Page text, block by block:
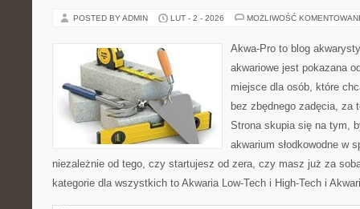
POSTED BY ADMIN LUT - 2 - 2026 MOŻLIWOŚĆ
Akwa-Pro to blog
akwariowe jest pokazana
miejsce dla osób, które
bez zbędnego zadęcia, za
Strona skupia się na tym,
akwarium słodkowodne w
niezależnie od tego, czy startujesz od zera, czy masz już za
kategorie dla wszystkich to Akwaria Low-Tech i High-Tech i